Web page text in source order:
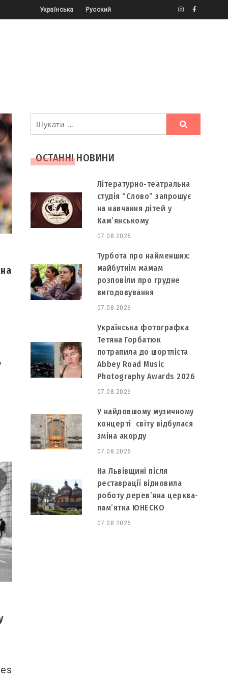
Українська Русский
Ви
шукали
ОСТАННІ НОВИНИ
Літературно-театральна
студія “Слово” запрошує
на навчання дітей у
Кам’янському
07.08.2026
Турбота про найменших:
майбутнім мамам
розповіли про грудне
вигодовування
07.08.2026
Українська фотографка
Тетяна Горбатюк
потрапила до шортліста
Abbey Road Music
Photography Awards 2026
07.08.2026
У найдовшому музичному
концерті світу відбулася
зміна акорду
07.08.2026
На Львівщині після
реставрації відновила
роботу дерев’яна церква-
пам’ятка ЮНЕСКО
07.08.2026